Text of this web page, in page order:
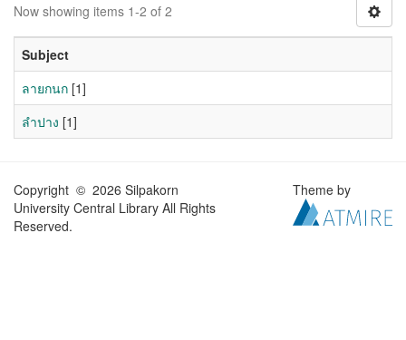
Now showing items 1-2 of 2
Subject
ลายกนก [1]
ลำปาง [1]
Copyright © 2026 Silpakorn
University Central Library All Rights
Reserved.
Theme by